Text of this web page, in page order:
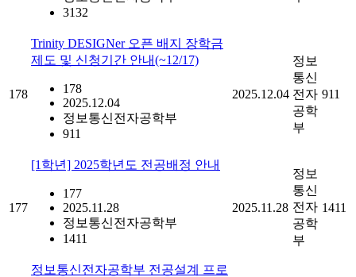
3132
178
Trinity DESIGNer 오픈 배지 장학금
제도 및 신청기간 안내(~12/17)
178
2025.12.04
정보통신전자공학부
911
2025.12.04
정보
통신
전자
공학
부
911
177
[1학년] 2025학년도 전공배정 안내
177
2025.11.28
정보통신전자공학부
1411
2025.11.28
정보
통신
전자
공학
부
1411
정보통신전자공학부 전공설계 프로